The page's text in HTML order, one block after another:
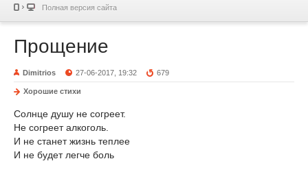
Полная версия сайта
Прощение
Dimitrios 27-06-2017, 19:32 679
Хорошие стихи
Солнце душу не согреет.
Не согреет алкоголь.
И не станет жизнь теплее
И не будет легче боль